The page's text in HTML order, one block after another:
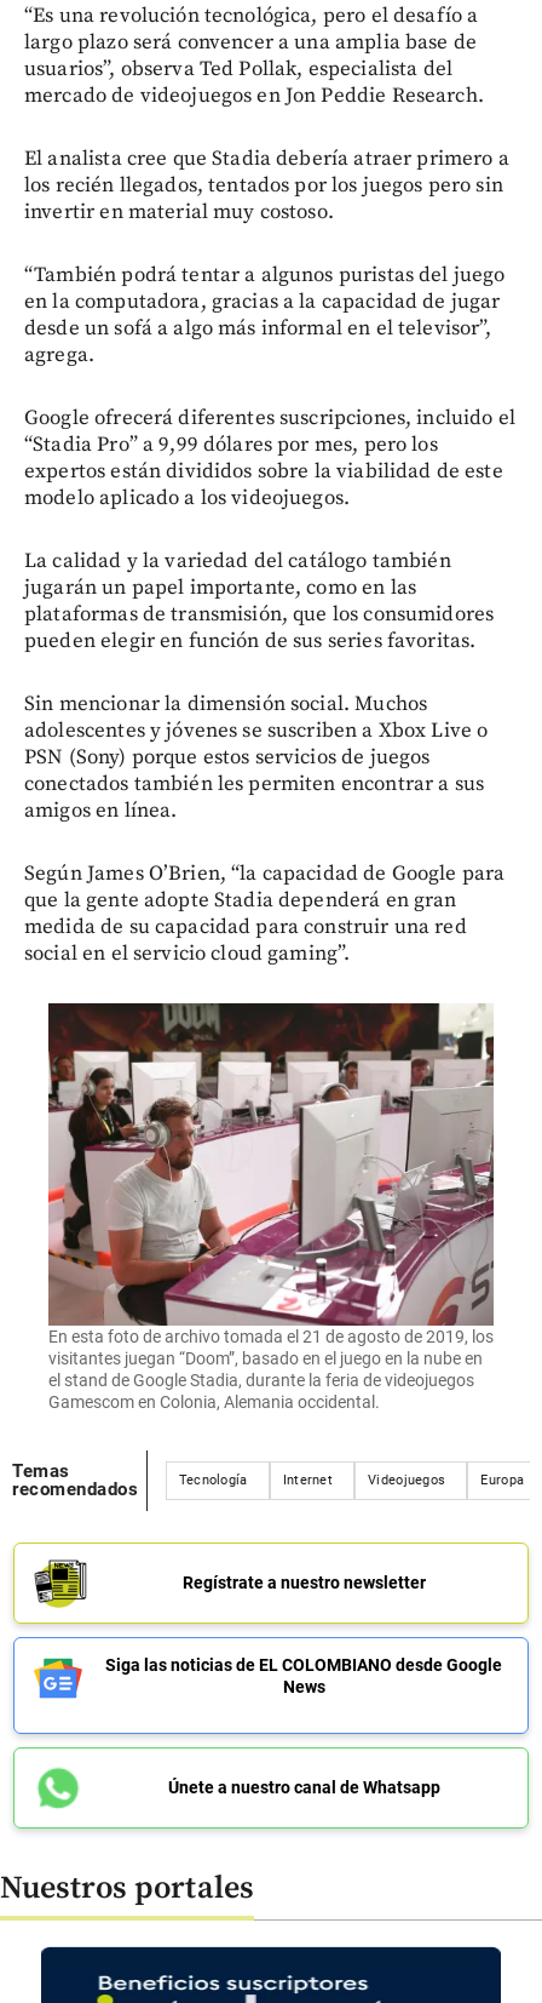
“Es una revolución tecnológica, pero el desafío a
largo plazo será convencer a una amplia base de
usuarios”, observa Ted Pollak, especialista del
mercado de videojuegos en Jon Peddie Research.
El analista cree que Stadia debería atraer primero a
los recién llegados, tentados por los juegos pero sin
invertir en material muy costoso.
“También podrá tentar a algunos puristas del juego
en la computadora, gracias a la capacidad de jugar
desde un sofá a algo más informal en el televisor”,
agrega.
Google ofrecerá diferentes suscripciones, incluido el
“Stadia Pro” a 9,99 dólares por mes, pero los
expertos están divididos sobre la viabilidad de este
modelo aplicado a los videojuegos.
La calidad y la variedad del catálogo también
jugarán un papel importante, como en las
plataformas de transmisión, que los consumidores
pueden elegir en función de sus series favoritas.
Sin mencionar la dimensión social. Muchos
adolescentes y jóvenes se suscriben a Xbox Live o
PSN (Sony) porque estos servicios de juegos
conectados también les permiten encontrar a sus
amigos en línea.
Según James O’Brien, “la capacidad de Google para
que la gente adopte Stadia dependerá en gran
medida de su capacidad para construir una red
social en el servicio cloud gaming”.
En esta foto de archivo tomada el 21 de agosto de 2019, los
visitantes juegan “Doom”, basado en el juego en la nube en
el stand de Google Stadia, durante la feria de videojuegos
Gamescom en Colonia, Alemania occidental.
Temas
recomendados
Tecnología Internet Videojuegos Europa
Regístrate a nuestro newsletter
Siga las noticias de EL COLOMBIANO desde Google
News
Únete a nuestro canal de Whatsapp
Nuestros portales